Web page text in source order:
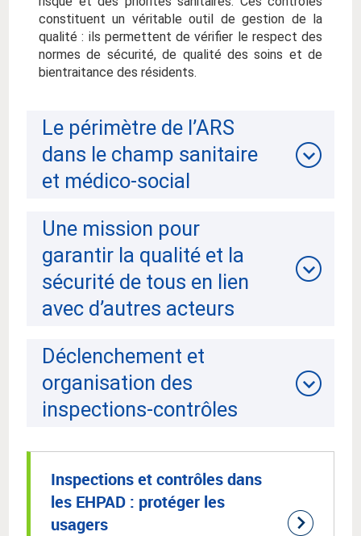
constituent un véritable outil de gestion de la
qualité : ils permettent de vérifier le respect des
normes de sécurité, de qualité des soins et de
bientraitance des résidents.
Le périmètre de l’ARS
dans le champ sanitaire
et médico-social
Une mission pour
garantir la qualité et la
sécurité de tous en lien
avec d’autres acteurs
Déclenchement et
organisation des
inspections-contrôles
Inspections et contrôles dans
les EHPAD : protéger les
usagers